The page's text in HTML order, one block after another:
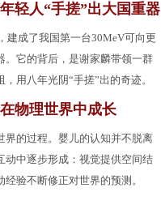
轻人“手搓”出大国重器
建成了我国第一台30MeV可向更
。它的背后，是谢家麟带领一群
用八年光阴“手搓”出的奇迹。
物理世界中成长
界的过程。婴儿的认知并不脱离
动中逐步形成：视觉提供空间结
验不断修正对世界的预测。